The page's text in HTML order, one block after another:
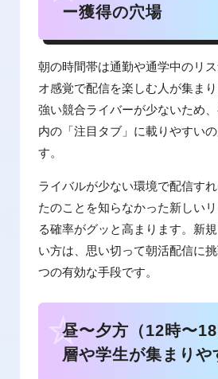
ー獲得の穴場
朝の時間帯は通勤や通学中のリ
オ感覚で配信を楽しむ人が集ま
強い競合ライバーが少ないため
内の「注目タブ」に載りやすい
す。
ライバルが少ない環境で配信す
たのことを知らなかった新しい
る確率がグッと高まります。新
い方は、思い切って朝活配信に
つの有効な手段です。
昼〜夕方（12時〜
層や学生が集まりや